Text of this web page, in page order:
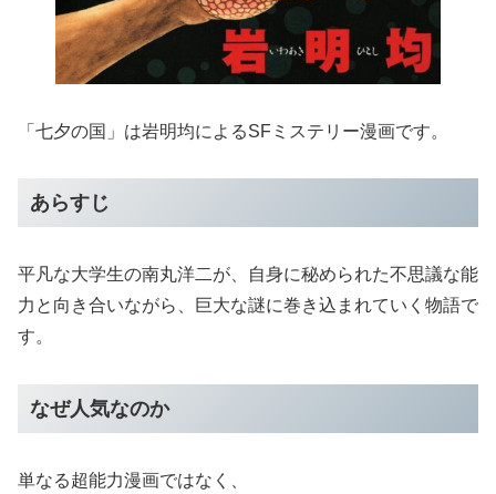
「七夕の国」は岩明均によるSFミステリー漫画です。
あらすじ
平凡な大学生の南丸洋二が、自身に秘められた不思議な能
力と向き合いながら、巨大な謎に巻き込まれていく物語で
す。
なぜ人気なのか
単なる超能力漫画ではなく、